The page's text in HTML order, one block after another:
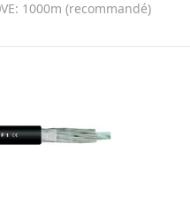
VE: 1000m (recommandé)